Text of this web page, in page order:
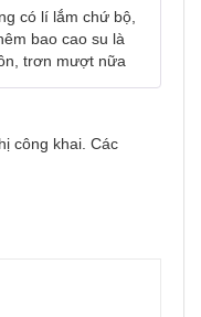
có lí lắm chứ bộ,
bao cao su là
trơn mượt nữa
công khai. Các